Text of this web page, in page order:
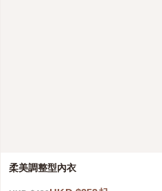
柔美調整型內衣